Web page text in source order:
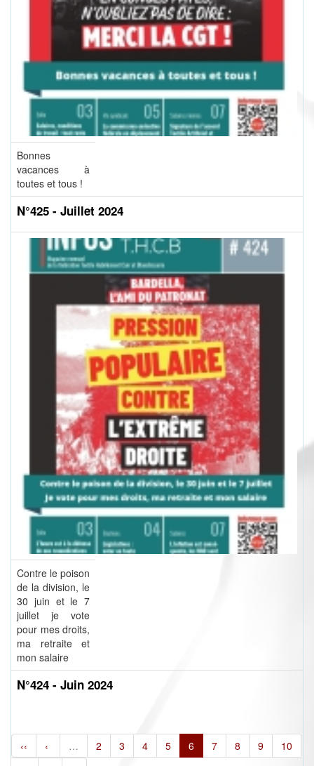
Bonnes
vacances à
toutes et tous !
N°425 - Juillet 2024
Contre le poison
de la division, le
30 juin et le 7
juillet je vote
pour mes droits,
ma retraite et
mon salaire
N°424 - Juin 2024
‹‹ ‹ … 2 3 4 5 6 7 8 9
10